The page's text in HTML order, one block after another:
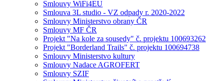
Smlouvy WiFi4EU
Smlouva 3L studio - VZ odpady r. 2020-2022
Smlouvy Ministerstvo obrany ČR
Smlouvy MF ČR
Projekt "Na kole za sousedy" č. projektu 100693262
Projekt "Borderland Trails" č. projektu 100694738
Smlouvy Ministerstvo kultury
Smlouvy Nadace AGROFERT
Smlouvy SZIF